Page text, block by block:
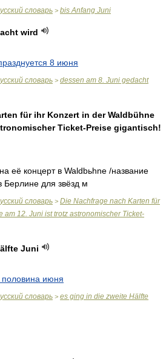
словарь > bis Anfang Juni
wird
8 июня
словарь > dessen am 8. Juni gedacht
für ihr Konzert in der Waldbühne
Ticket-Preise gigantisch!
её концерт в Waldbьhne /название
Берлине для звёзд м
словарь > Die Nachfrage nach Karten für
am 12. Juni ist trotz astronomischer Ticket-
Juni
половина июня
словарь > es ging in die zweite Hälfte